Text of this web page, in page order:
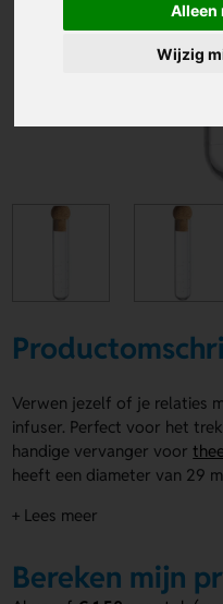
Alleen
Wijzig
Verwen jezelf of je relaties
infuser. Perfect voor het
handige vervanger voor
heeft een diameter van 29
van de thee. De
gepersonaliseerd worden
kurken dop. Maak indruk
+ Lees meer
Bereken mijn